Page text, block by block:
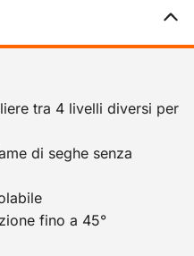
tra 4 livelli diversi per
di seghe senza
fino a 45°